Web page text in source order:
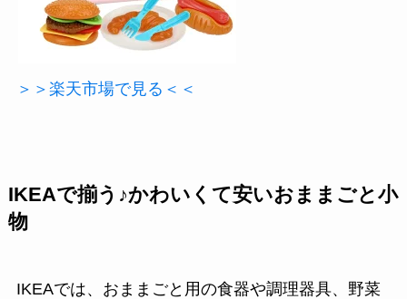
＞＞楽天市場で見る＜＜
IKEAで揃う♪かわいくて安いおままごと小
物
IKEAでは、おままごと用の食器や調理器具、野菜